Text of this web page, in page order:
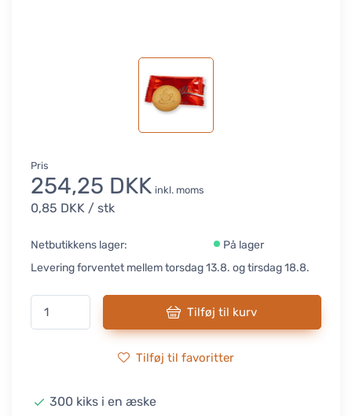
Pris
254,25 DKK inkl. moms
0,85 DKK / stk
Netbutikkens lager:
På lager
Levering forventet mellem torsdag 13.8. og tirsdag 18.8.
Tilføj til kurv
Tilføj til favoritter
300 kiks i en æske